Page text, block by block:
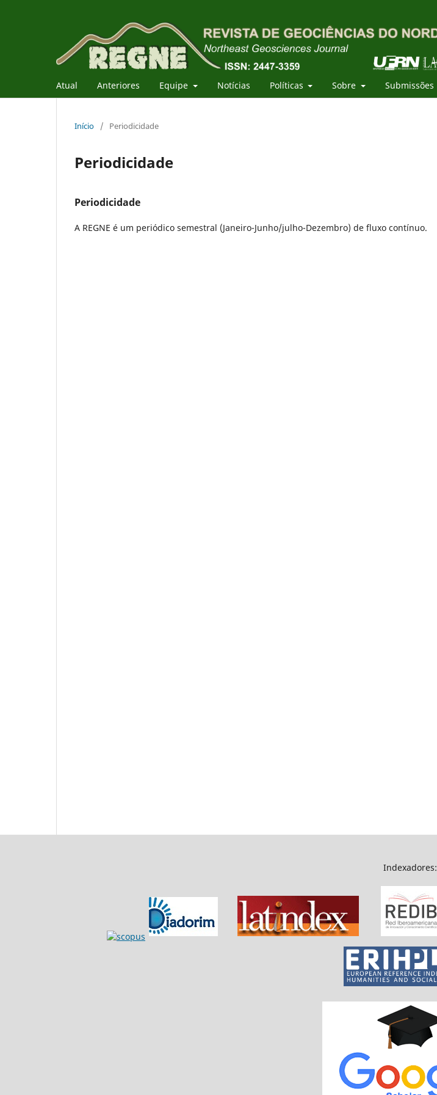
Atual Anteriores Equipe Notícias Políticas Sobre Submissões
Início / Periodicidade
Periodicidade
Periodicidade
A REGNE é um periódico semestral (Janeiro-Junho/julho-Dezembro) de fluxo contínuo.
Indexadores: